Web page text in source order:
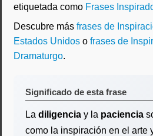
etiquetada como Frases
Descubre más frases de
Estados Unidos o frases de
Dramaturgo.
Significado de esta frase
La diligencia y la paciencia
como la inspiración en el arte